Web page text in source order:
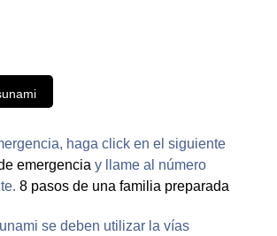
haga click en el siguiente
emergencia y llame al número
8 pasos de una familia preparada
se deben utilizar la vías